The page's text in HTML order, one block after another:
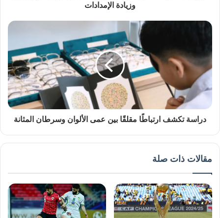
وزيادة الإمدادات
دراسة تكشف ارتباطًا مقلقًا بين عمى الألوان وسرطان المثانة
مقالات ذات صلة